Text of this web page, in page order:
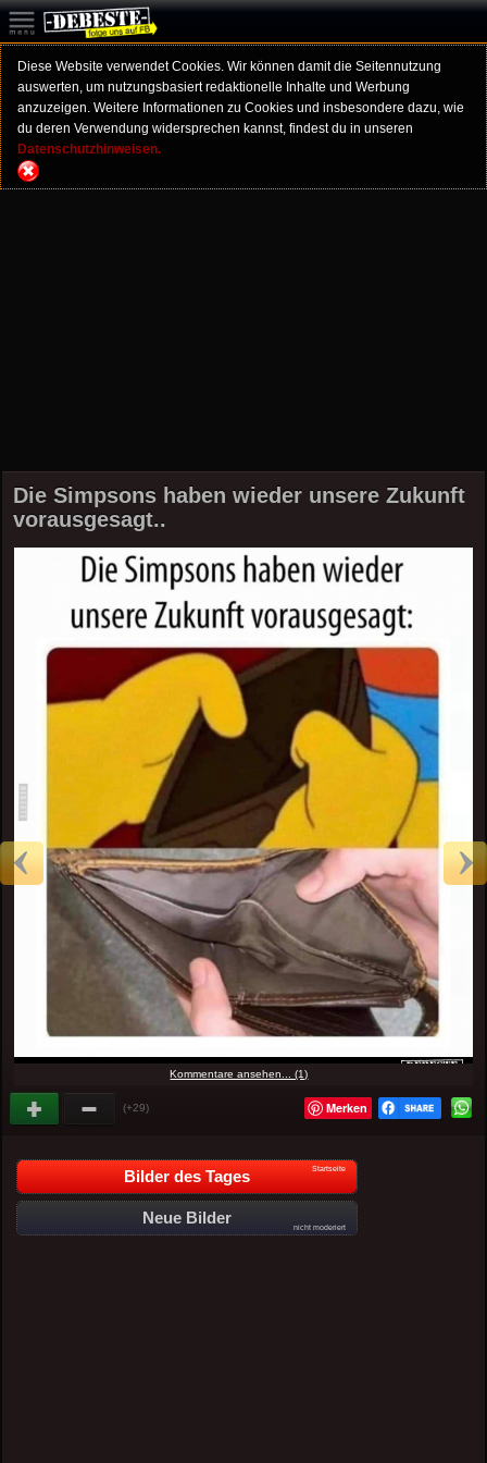
Diese Website verwendet Cookies. Wir können damit die Seitennutzung
auswerten, um nutzungsbasiert redaktionelle Inhalte und Werbung
anzuzeigen. Weitere Informationen zu Cookies und insbesondere dazu, wie
du deren Verwendung widersprechen kannst, findest du in unseren
Datenschutzhinweisen.
Die Simpsons haben wieder unsere Zukunft
vorausgesagt..
Kommentare ansehen... (1)
(+29) Merken
Bilder des Tages Startseite
Neue Bilder
nicht moderiert